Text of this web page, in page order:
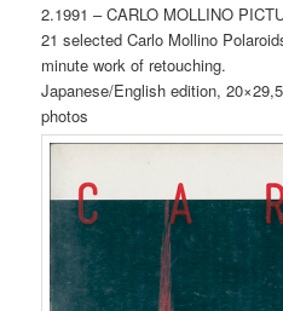
2.1991 – CARLO MOLLINO
21 selected Carlo Mollino
minute work of retouching.
Japanese/English edition,
photos